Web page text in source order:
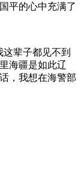
平的心中充满了
辈子都见不到
海疆是如此辽
，我想在海警部